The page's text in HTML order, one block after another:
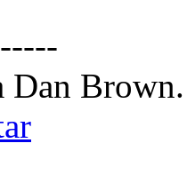
Dan Brown.